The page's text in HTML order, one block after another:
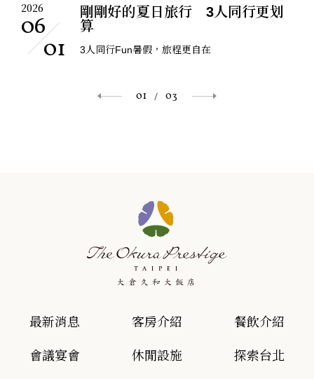
2026
06
01
剛剛好的夏日旅行 3人同行更划
算
3人同行Fun暑假，旅程更自在
01 / 03
最新消息 客房介紹 餐飲介紹
會議宴會 休閒設施 探索台北